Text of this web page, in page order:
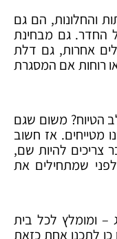
והחלונות, הם גם
החדר. גם מבחינת
אחרות, גם דלת
רוחות אם המסגרת
הטיוח? משום שגם
מטייחים. אז חשוב
צריכים להיות שם,
שמתחילים את
ומומלץ לכל בית
כן לתכנן אחת כזאת